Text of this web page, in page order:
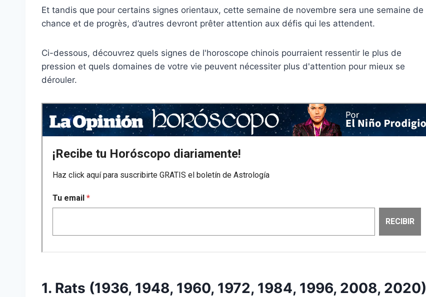
Et tandis que pour certains signes orientaux, cette semaine de novembre sera une semaine de
chance et de progrès, d’autres devront prêter attention aux défis qui les attendent.
Ci-dessous, découvrez quels signes de l'horoscope chinois pourraient ressentir le plus de
pression et quels domaines de votre vie peuvent nécessiter plus d'attention pour mieux se
dérouler.
1. Rats (1936, 1948, 1960, 1972, 1984, 1996, 2008, 2020)